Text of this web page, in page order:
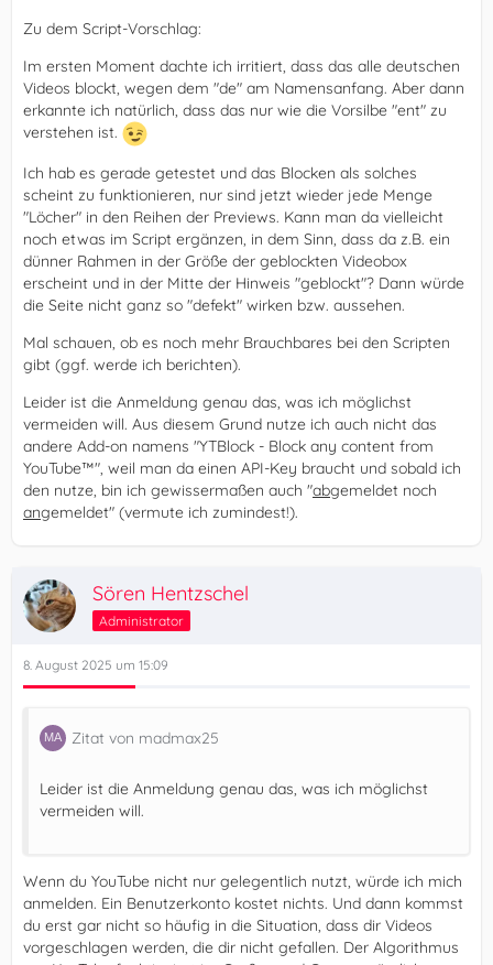
Zu dem Script-Vorschlag:
Im ersten Moment dachte ich irritiert, dass das alle deutschen
Videos blockt, wegen dem "de" am Namensanfang. Aber dann
erkannte ich natürlich, dass das nur wie die Vorsilbe "ent" zu
verstehen ist.
Ich hab es gerade getestet und das Blocken als solches
scheint zu funktionieren, nur sind jetzt wieder jede Menge
"Löcher" in den Reihen der Previews. Kann man da vielleicht
noch etwas im Script ergänzen, in dem Sinn, dass da z.B. ein
dünner Rahmen in der Größe der geblockten Videobox
erscheint und in der Mitte der Hinweis "geblockt"? Dann würde
die Seite nicht ganz so "defekt" wirken bzw. aussehen.
Mal schauen, ob es noch mehr Brauchbares bei den Scripten
gibt (ggf. werde ich berichten).
Leider ist die Anmeldung genau das, was ich möglichst
vermeiden will. Aus diesem Grund nutze ich auch nicht das
andere Add-on namens "YTBlock - Block any content from
YouTube™", weil man da einen API-Key braucht und sobald ich
den nutze, bin ich gewissermaßen auch "abgemeldet noch
angemeldet" (vermute ich zumindest!).
Sören Hentzschel
Administrator
8. August 2025 um 15:09
Zitat von madmax25
Leider ist die Anmeldung genau das, was ich möglichst
vermeiden will.
Wenn du YouTube nicht nur gelegentlich nutzt, würde ich mich
anmelden. Ein Benutzerkonto kostet nichts. Und dann kommst
du erst gar nicht so häufig in die Situation, dass dir Videos
vorgeschlagen werden, die dir nicht gefallen. Der Algorithmus